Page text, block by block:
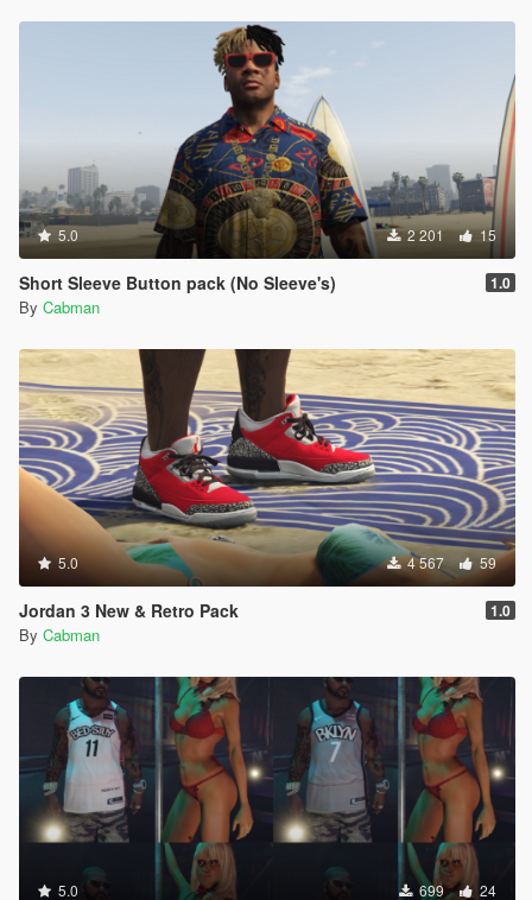
5.0 2 201 15
Short Sleeve Button pack (No Sleeve's) 1.0
By Cabman
5.0 4 567 59
Jordan 3 New & Retro Pack 1.0
By Cabman
5.0 699 24